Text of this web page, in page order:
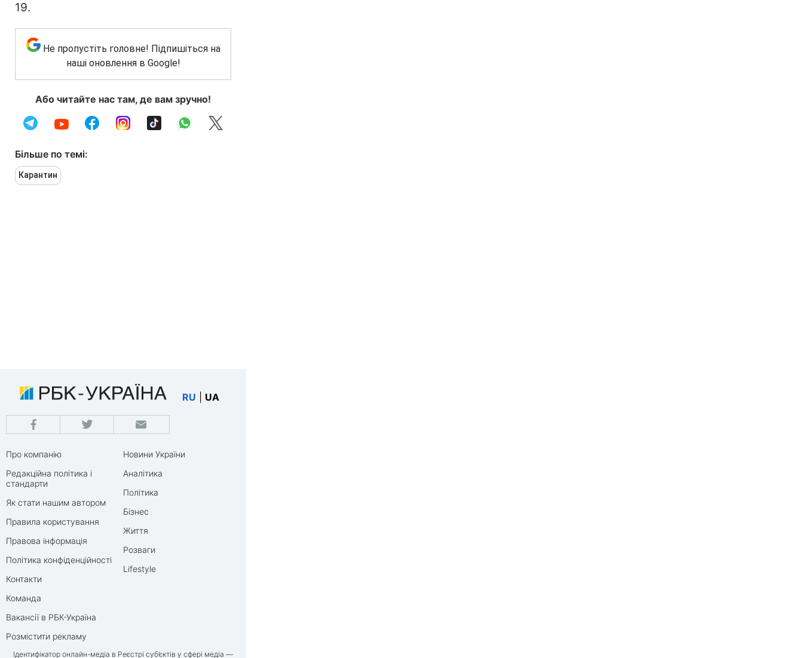
19.
Не пропустіть головне! Підпишіться на
наші оновлення в Google!
Або читайте нас там, де вам зручно!
Більше по темі:
Карантин
RU UA
Про компанію
Редакційна політика і
стандарти
Як стати нашим автором
Правила користування
Правова інформація
Політика конфіденційності
Контакти
Команда
Вакансії в РБК-Україна
Розмістити рекламу
Новини України
Аналітика
Політика
Бізнес
Життя
Розваги
Lifestyle
Ідентифікатор онлайн-медіа в Реєстрі суб’єктів у сфері медіа —